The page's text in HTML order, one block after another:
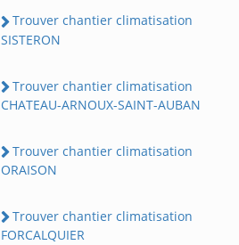
Trouver chantier climatisation
SISTERON
Trouver chantier climatisation
CHATEAU-ARNOUX-SAINT-AUBAN
Trouver chantier climatisation
ORAISON
Trouver chantier climatisation
FORCALQUIER